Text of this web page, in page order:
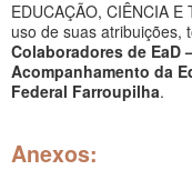
EDUCAÇÃO, CIÊNCIA
uso de suas atribuições,
Colaboradores de EaD
Acompanhamento da
Federal Farroupilha.
Anexos: